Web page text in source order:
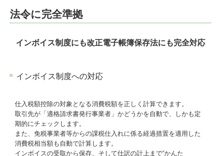
法令に完全準拠
インボイス制度にも改正電子帳簿保存法にも完全対応
インボイス制度への対応
仕入税額控除の対象となる消費税額を正しく計算できます。
取引先が「適格請求書発行事業者」かどうかを自動で、しかも定
期的にチェックします。
また、免税事業者等からの課税仕入れに係る経過措置を適用した
消費税相当額も自動で計算します。
インボイスの受取から保存、そして仕訳の計上まで“かんた